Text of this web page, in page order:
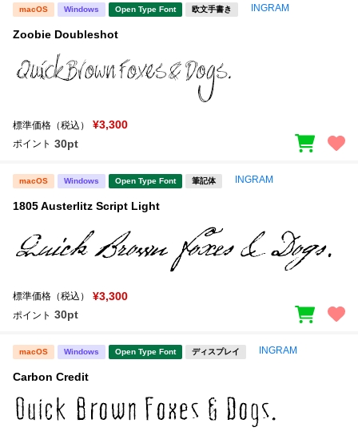
macOS Windows Open Type Font 欧文手書き INGRAM
Zoobie Doubleshot
標準価格（税込） ¥3,300
ポイント 30pt
macOS Windows Open Type Font 筆記体 INGRAM
1805 Austerlitz Script Light
標準価格（税込） ¥3,300
ポイント 30pt
macOS Windows Open Type Font ディスプレイ INGRAM
Carbon Credit